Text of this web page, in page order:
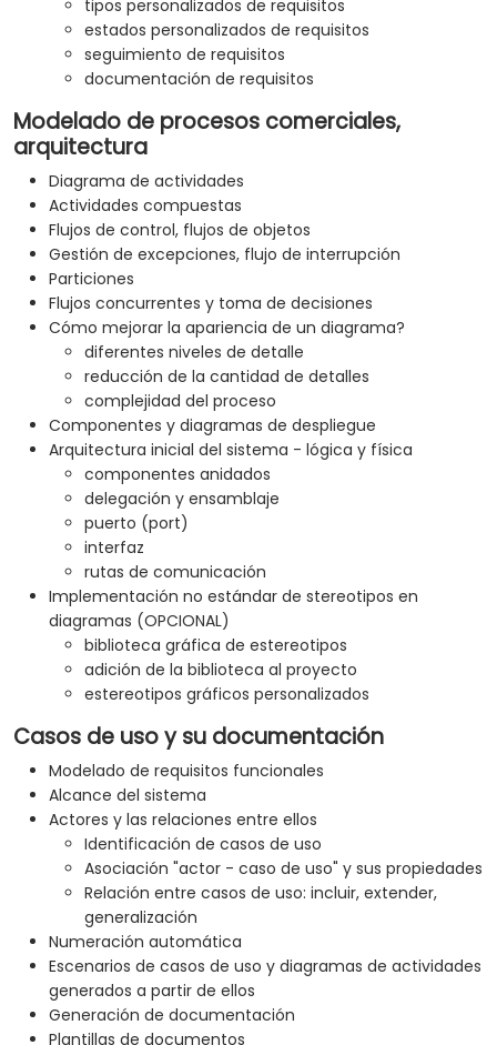
tipos personalizados de requisitos
estados personalizados de requisitos
seguimiento de requisitos
documentación de requisitos
Modelado de procesos comerciales,
arquitectura
Diagrama de actividades
Actividades compuestas
Flujos de control, flujos de objetos
Gestión de excepciones, flujo de interrupción
Particiones
Flujos concurrentes y toma de decisiones
Cómo mejorar la apariencia de un diagrama?
diferentes niveles de detalle
reducción de la cantidad de detalles
complejidad del proceso
Componentes y diagramas de despliegue
Arquitectura inicial del sistema - lógica y física
componentes anidados
delegación y ensamblaje
puerto (port)
interfaz
rutas de comunicación
Implementación no estándar de stereotipos en
diagramas (OPCIONAL)
biblioteca gráfica de estereotipos
adición de la biblioteca al proyecto
estereotipos gráficos personalizados
Casos de uso y su documentación
Modelado de requisitos funcionales
Alcance del sistema
Actores y las relaciones entre ellos
Identificación de casos de uso
Asociación "actor - caso de uso" y sus propiedades
Relación entre casos de uso: incluir, extender,
generalización
Numeración automática
Escenarios de casos de uso y diagramas de actividades
generados a partir de ellos
Generación de documentación
Plantillas de documentos